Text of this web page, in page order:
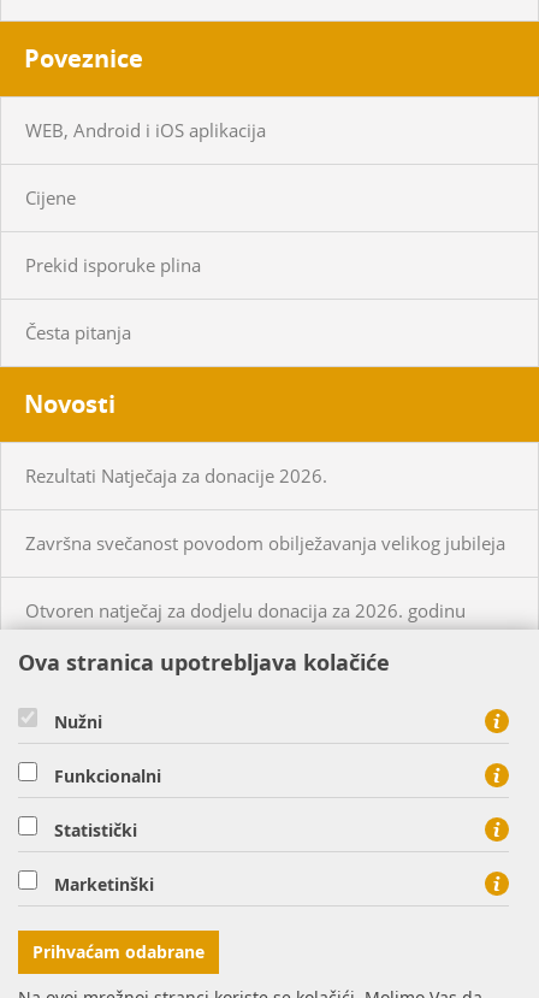
Poveznice
WEB, Android i iOS aplikacija
Cijene
Prekid isporuke plina
Česta pitanja
Novosti
Rezultati Natječaja za donacije 2026.
Završna svečanost povodom obilježavanja velikog jubileja
Otvoren natječaj za dodjelu donacija za 2026. godinu
KUPCI
CIJENE PLINA I USLUGA
HEP PLIN d.o.o. - član HEP grupe, Cara Hadrijana 7, 31000
Osijek
tel: 0800 8813, fax: 031 207 113
Ova stranica upotrebljava kolačiće
Nužni
Funkcionalni
Statistički
Marketinški
Prihvaćam odabrane